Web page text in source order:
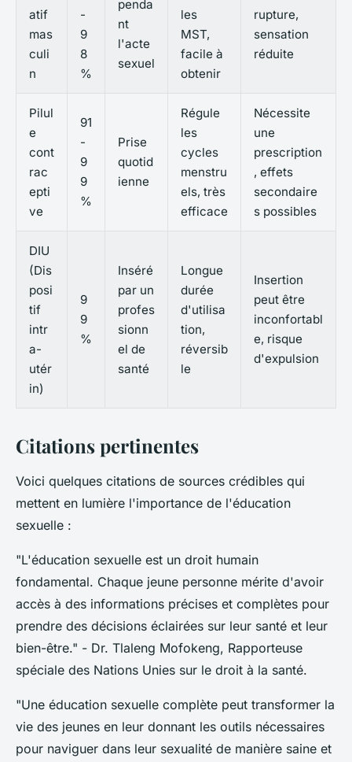
atif
mas
culi
n
-
9
8
%
penda
nt
l'acte
sexuel
les
MST,
facile à
obtenir
rupture,
sensation
réduite
Pilul
e
cont
rac
epti
ve
91
-
9
9
%
Prise
quotid
ienne
Régule
les
cycles
menstru
els, très
efficace
Nécessite
une
prescription
, effets
secondaire
s possibles
DIU
(Dis
posi
tif
intr
a-
utér
in)
9
9
%
Inséré
par un
profes
sionn
el de
santé
Longue
durée
d'utilisa
tion,
réversib
le
Insertion
peut être
inconfortabl
e, risque
d'expulsion
Citations pertinentes
Voici quelques citations de sources crédibles qui
mettent en lumière l'importance de l'éducation
sexuelle :
"L'éducation sexuelle est un droit humain
fondamental. Chaque jeune personne mérite d'avoir
accès à des informations précises et complètes pour
prendre des décisions éclairées sur leur santé et leur
bien-être." - Dr. Tlaleng Mofokeng, Rapporteuse
spéciale des Nations Unies sur le droit à la santé.
"Une éducation sexuelle complète peut transformer la
vie des jeunes en leur donnant les outils nécessaires
pour naviguer dans leur sexualité de manière saine et